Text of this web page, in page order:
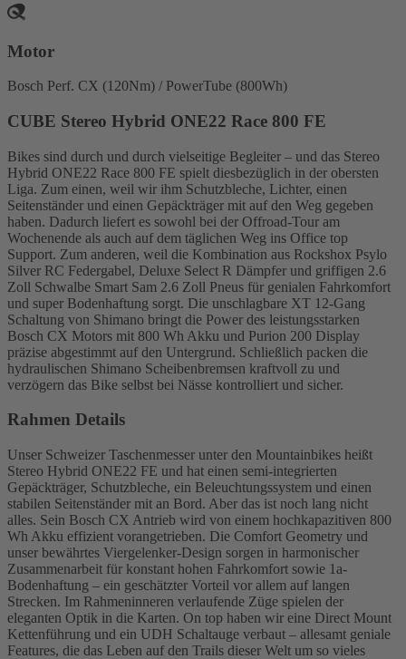
Motor
Bosch Perf. CX (120Nm) / PowerTube (800Wh)
CUBE Stereo Hybrid ONE22 Race 800 FE
Bikes sind durch und durch vielseitige Begleiter – und das Stereo
Hybrid ONE22 Race 800 FE spielt diesbezüglich in der obersten
Liga. Zum einen, weil wir ihm Schutzbleche, Lichter, einen
Seitenständer und einen Gepäckträger mit auf den Weg gegeben
haben. Dadurch liefert es sowohl bei der Offroad-Tour am
Wochenende als auch auf dem täglichen Weg ins Office top
Support. Zum anderen, weil die Kombination aus Rockshox Psylo
Silver RC Federgabel, Deluxe Select R Dämpfer und griffigen 2.6
Zoll Schwalbe Smart Sam 2.6 Zoll Pneus für genialen Fahrkomfort
und super Bodenhaftung sorgt. Die unschlagbare XT 12-Gang
Schaltung von Shimano bringt die Power des leistungsstarken
Bosch CX Motors mit 800 Wh Akku und Purion 200 Display
präzise abgestimmt auf den Untergrund. Schließlich packen die
hydraulischen Shimano Scheibenbremsen kraftvoll zu und
verzögern das Bike selbst bei Nässe kontrolliert und sicher.
Rahmen Details
Unser Schweizer Taschenmesser unter den Mountainbikes heißt
Stereo Hybrid ONE22 FE und hat einen semi-integrierten
Gepäckträger, Schutzbleche, ein Beleuchtungssystem und einen
stabilen Seitenständer mit an Bord. Aber das ist noch lang nicht
alles. Sein Bosch CX Antrieb wird von einem hochkapazitiven 800
Wh Akku effizient vorangetrieben. Die Comfort Geometry und
unser bewährtes Viergelenker-Design sorgen in harmonischer
Zusammenarbeit für konstant hohen Fahrkomfort sowie 1a-
Bodenhaftung – ein geschätzter Vorteil vor allem auf langen
Strecken. Im Rahmeninneren verlaufende Züge spielen der
eleganten Optik in die Karten. On top haben wir eine Direct Mount
Kettenführung und ein UDH Schaltauge verbaut – allesamt geniale
Features, die das Leben auf den Trails dieser Welt um so vieles